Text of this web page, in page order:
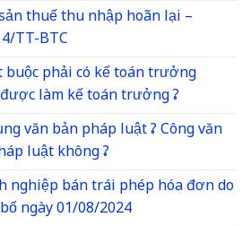
thuế thu nhập hoãn lại –
TT-BTC
phải có kế toán trưởng
làm kế toán trưởng ?
văn bản pháp luật ? Công văn
luật không ?
nghiệp bán trái phép hóa đơn do
ngày 01/08/2024